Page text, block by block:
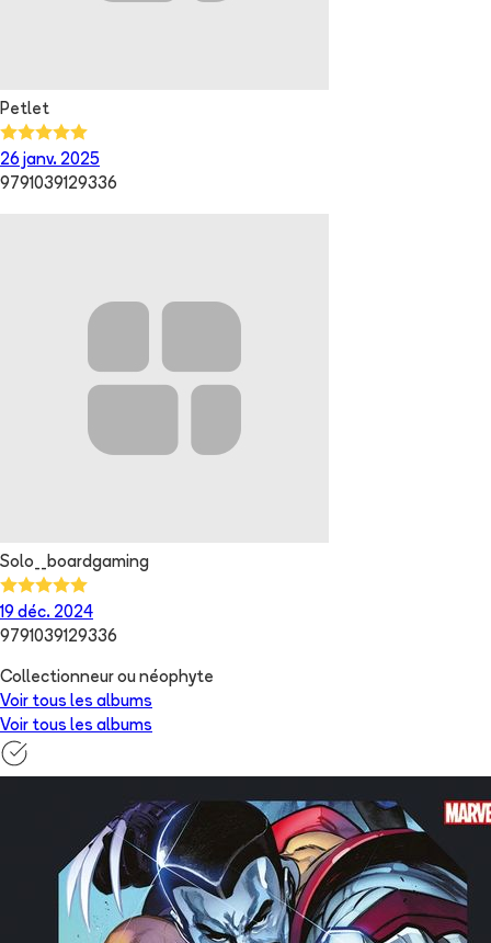
Petlet
26 janv. 2025
9791039129336
Solo__boardgaming
19 déc. 2024
9791039129336
Collectionneur ou néophyte
Voir tous les albums
Voir tous les albums